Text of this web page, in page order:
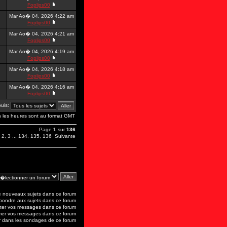
Foplips00
Mar Ao� 04, 2026 4:22 am
Foplips00
Mar Ao� 04, 2026 4:21 am
Foplips00
Mar Ao� 04, 2026 4:19 am
Foplips00
Mar Ao� 04, 2026 4:18 am
Foplips00
Mar Ao� 04, 2026 4:16 am
Foplips00
les heures sont au format GMT
Page 1 sur136
2 3 134 135 136 Suivante
nouveaux sujets dans ce forum
aux sujets dans ce forum
vos messages dans ce forum
vos messages dans ce forum
les sondages de ce forum